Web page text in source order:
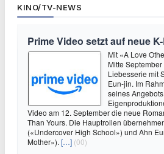
KINO/TV-NEWS
Prime Video setzt auf neue
Mit «A Love
Mitte
Liebesserie mit
Eun-jin. Im
seines
Video am 12. September die neue
Than Yours. Die Hauptrollen
(«Undercover High School») und Ahn
Mother»). […] (00)